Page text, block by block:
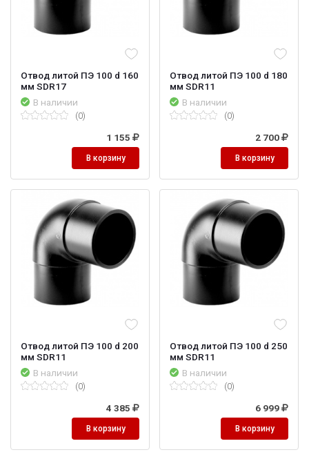
Отвод литой ПЭ 100 d 160
мм SDR17
В наличии
(0)
1 155
В корзину
Отвод литой ПЭ 100 d 180
мм SDR11
В наличии
(0)
2 700
В корзину
Отвод литой ПЭ 100 d 200
мм SDR11
В наличии
(0)
4 385
В корзину
Отвод литой ПЭ 100 d 250
мм SDR11
В наличии
(0)
6 999
В корзину